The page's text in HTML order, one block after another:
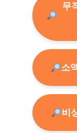
무
소
비